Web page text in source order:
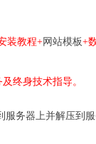
装教程+网站模板+
终身技术指导。
服务器上并解压到